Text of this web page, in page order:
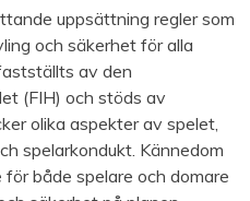
uppsättning regler som
och säkerhet för alla
av den
(FIH) och stöds av
olika aspekter av spelet,
spelarkondukt. Kännedom
både spelare och domare